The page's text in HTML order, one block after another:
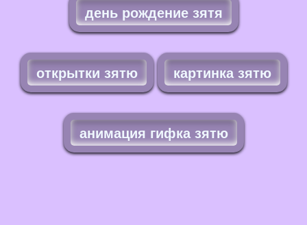
день рождение зятя
открытки зятю картинка зятю
анимация гифка зятю